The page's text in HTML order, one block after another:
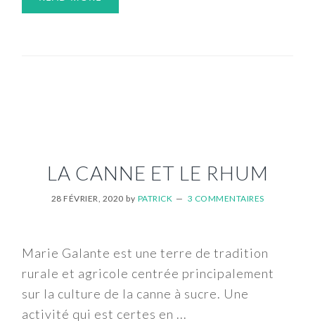
LA CANNE ET LE RHUM
28 FÉVRIER, 2020 by PATRICK 3 COMMENTAIRES
Marie Galante est une terre de tradition
rurale et agricole centrée principalement
sur la culture de la canne à sucre. Une
activité qui est certes en ...